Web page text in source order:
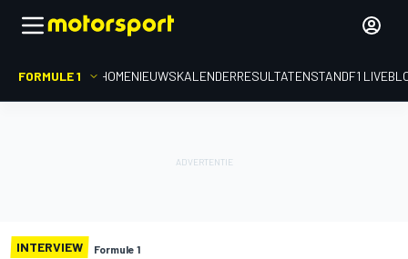
FORMULE 1 HOMENIEUWSKALENDERRESULTATENSTANDF1
INTERVIEW Formule 1